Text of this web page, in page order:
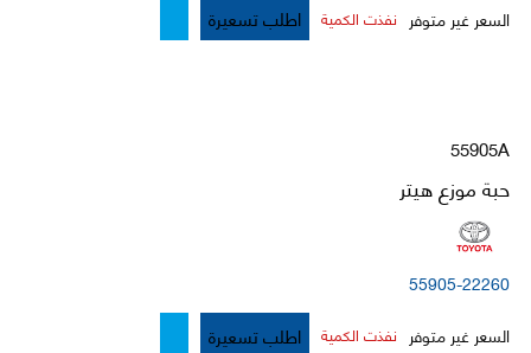
السعر غير متوفر نفذت الكمية اطلب تسعيرة
55905A
حبة موزع هيتر
55905-22260
السعر غير متوفر نفذت الكمية اطلب تسعيرة